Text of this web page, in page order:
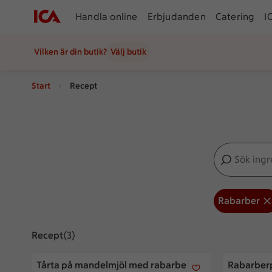
Handla online Erbjudanden Catering
Vilken är din butik? Välj butik
Start Recept
Sök
Inga förslag
Rabarber
ReceptVisar 3 stycken
(3)
Tårta på mandelmjöl med rabarber
Tårta på mandelmjöl med rabarber och flädergrädde